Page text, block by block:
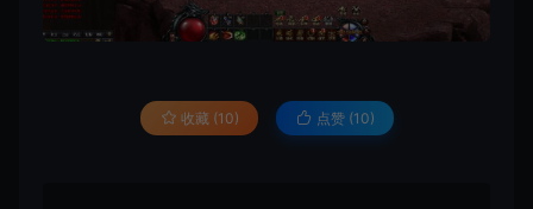
收藏 (10) 点赞 (10)